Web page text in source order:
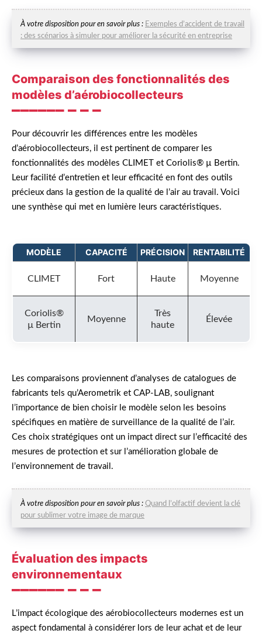
À votre disposition pour en savoir plus : Exemples d’accident de travail
: des scénarios à simuler pour améliorer la sécurité en entreprise
Comparaison des fonctionnalités des
modèles d’aérobiocollecteurs
Pour découvrir les différences entre les modèles
d’aérobiocollecteurs, il est pertinent de comparer les
fonctionnalités des modèles CLIMET et Coriolis® µ Bertin.
Leur facilité d’entretien et leur efficacité en font des outils
précieux dans la gestion de la qualité de l’air au travail. Voici
une synthèse qui met en lumière leurs caractéristiques.
MODÈLE CAPACITÉ PRÉCISION RENTABILITÉ
CLIMET Fort Haute Moyenne
Coriolis®
µ Bertin
Moyenne
Très
haute
Élevée
Les comparaisons proviennent d’analyses de catalogues de
fabricants tels qu’Aerometrik et CAP-LAB, soulignant
l’importance de bien choisir le modèle selon les besoins
spécifiques en matière de surveillance de la qualité de l’air.
Ces choix stratégiques ont un impact direct sur l’efficacité des
mesures de protection et sur l’amélioration globale de
l’environnement de travail.
À votre disposition pour en savoir plus : Quand l’olfactif devient la clé
pour sublimer votre image de marque
Évaluation des impacts
environnementaux
L’impact écologique des aérobiocollecteurs modernes est un
aspect fondamental à considérer lors de leur achat et de leur